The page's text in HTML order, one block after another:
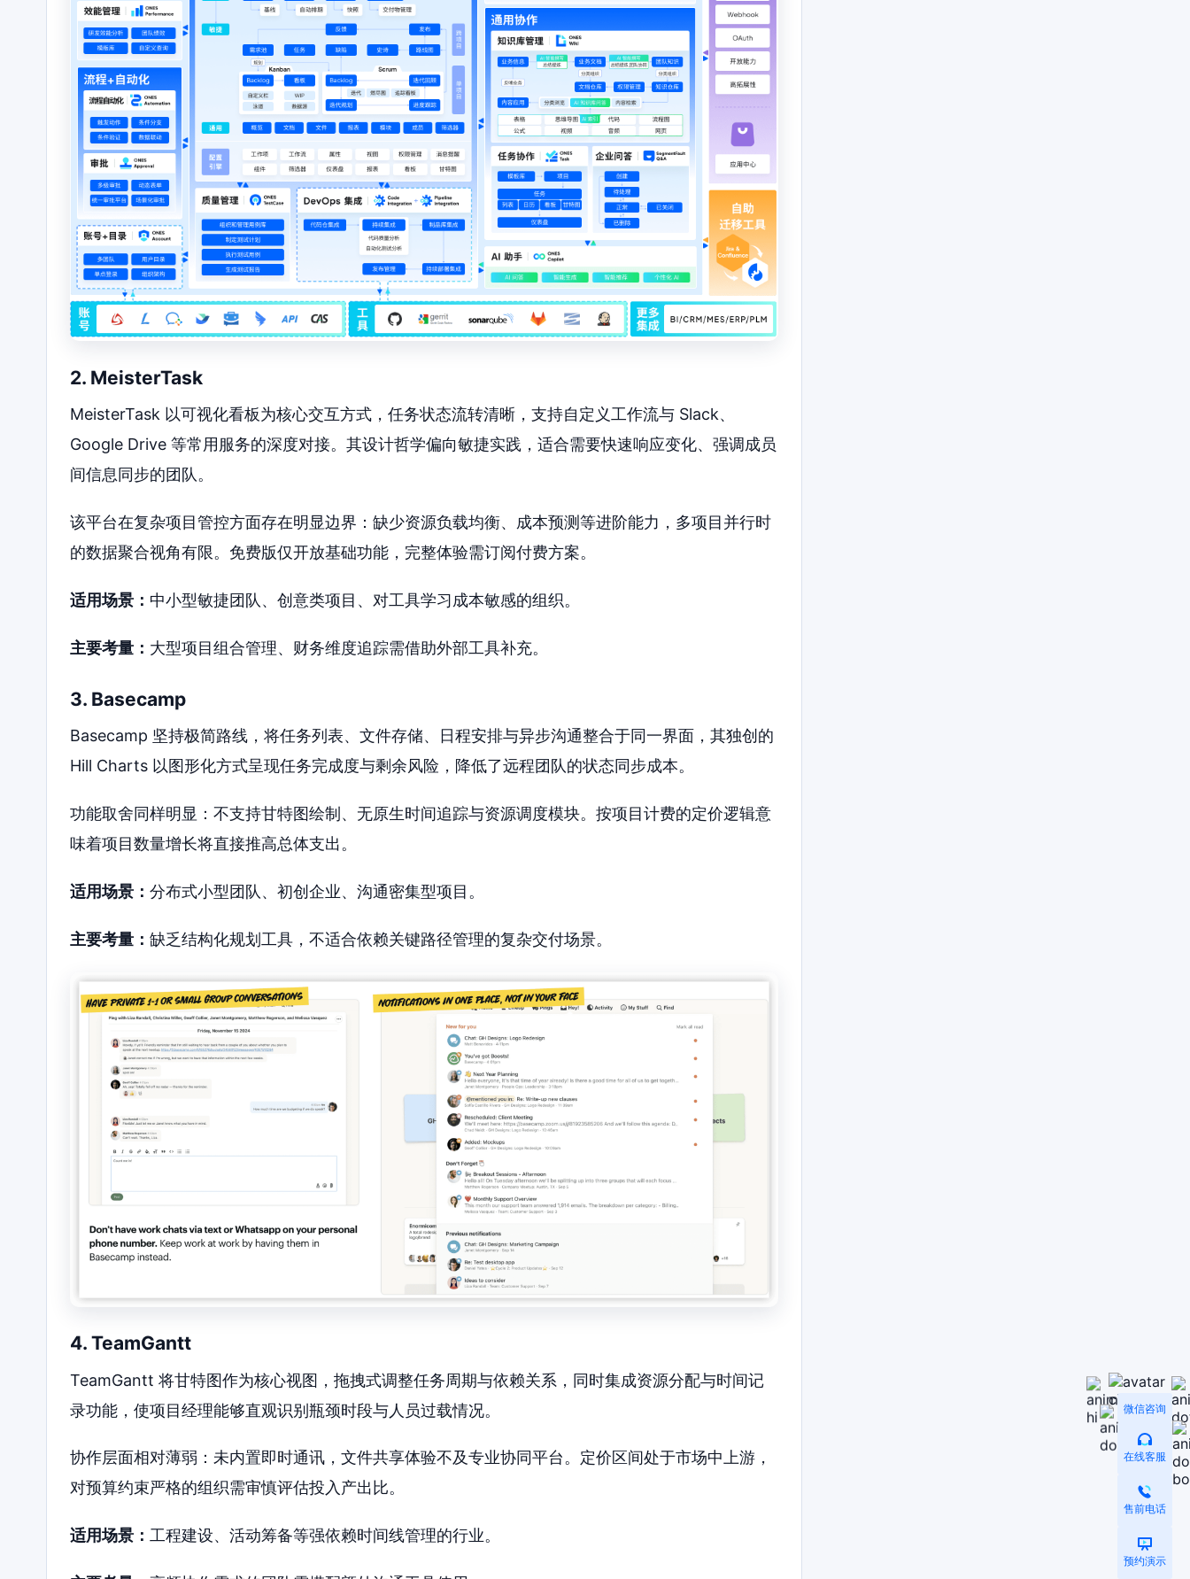
2. MeisterTask
MeisterTask 以可视化看板为核心交互方式，任务状态流转清晰，支持自定义工作流与 Slack、
Google Drive 等常用服务的深度对接。其设计哲学偏向敏捷实践，适合需要快速响应变化、强调成员
间信息同步的团队。
该平台在复杂项目管控方面存在明显边界：缺少资源负载均衡、成本预测等进阶能力，多项目并行时
的数据聚合视角有限。免费版仅开放基础功能，完整体验需订阅付费方案。
适用场景： 中小型敏捷团队、创意类项目、对工具学习成本敏感的组织。
主要考量： 大型项目组合管理、财务维度追踪需借助外部工具补充。
3. Basecamp
Basecamp 坚持极简路线，将任务列表、文件存储、日程安排与异步沟通整合于同一界面，其独创的
Hill Charts 以图形化方式呈现任务完成度与剩余风险，降低了远程团队的状态同步成本。
功能取舍同样明显：不支持甘特图绘制、无原生时间追踪与资源调度模块。按项目计费的定价逻辑意
味着项目数量增长将直接推高总体支出。
适用场景： 分布式小型团队、初创企业、沟通密集型项目。
主要考量： 缺乏结构化规划工具，不适合依赖关键路径管理的复杂交付场景。
4. TeamGantt
TeamGantt 将甘特图作为核心视图，拖拽式调整任务周期与依赖关系，同时集成资源分配与时间记
录功能，使项目经理能够直观识别瓶颈时段与人员过载情况。
协作层面相对薄弱：未内置即时通讯，文件共享体验不及专业协同平台。定价区间处于市场中上游，
对预算约束严格的组织需审慎评估投入产出比。
适用场景： 工程建设、活动筹备等强依赖时间线管理的行业。
微信咨询
在线客服
售前电话
预约演示